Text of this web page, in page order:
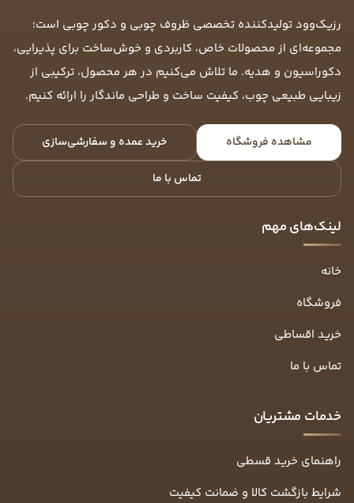
رزیک‌وود تولیدکننده تخصصی ظروف چوبی و دکور چوبی است؛
مجموعه‌ای از محصولات خاص، کاربردی و خوش‌ساخت برای پذیرایی،
دکوراسیون و هدیه. ما تلاش می‌کنیم در هر محصول، ترکیبی از
زیبایی طبیعی چوب، کیفیت ساخت و طراحی ماندگار را ارائه کنیم.
مشاهده فروشگاه خرید عمده و سفارشی‌سازی
تماس با ما
لینک‌های مهم
خانه
فروشگاه
خرید اقساطی
تماس با ما
خدمات مشتریان
راهنمای خرید قسطی
شرایط بازگشت کالا و ضمانت کیفیت